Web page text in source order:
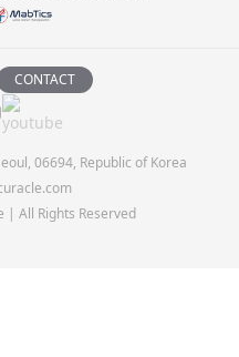
CONTACT
06694, Republic of Korea
| All Rights Reserved